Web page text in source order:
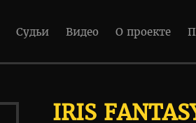
Судьи Видео О проекте
IRIS